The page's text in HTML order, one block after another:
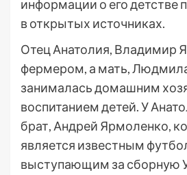
информации о его детстве
в открытых источниках.
Отец Анатолия, Владимир
фермером, а мать,
занималась домашним
воспитанием детей. У
брат, Андрей Ярмоленко,
является известным
выступающим за сборную